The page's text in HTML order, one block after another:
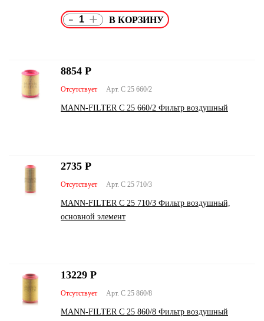
- +
Арт. C 25 660/2
Отсутствует
MANN-FILTER C 25 660/2 Фильтр воздушный
8854 Р
Арт. C 25 710/3
Отсутствует
MANN-FILTER C 25 710/3 Фильтр воздушный,
основной элемент
2735 Р
Арт. C 25 860/8
Отсутствует
MANN-FILTER C 25 860/8 Фильтр воздушный
13229 Р